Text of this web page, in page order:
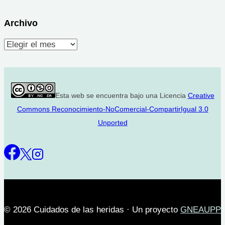
Archivo
Archivo
Esta web se encuentra bajo una Licencia Creative
Commons Reconocimiento-NoComercial-CompartirIgual 3.0
Unported
© 2026 Cuidados de las heridas · Un proyecto GNEAUPP